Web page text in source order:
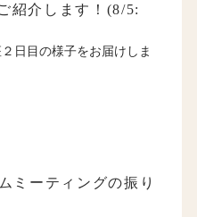
紹介します！(8/5:
日目の様子をお届けしま
ミーティングの振り